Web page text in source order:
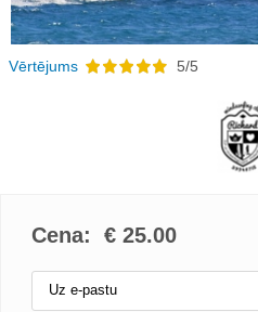
Vērtējums 5/5
Cena: € 25.00
Uz e-pastu